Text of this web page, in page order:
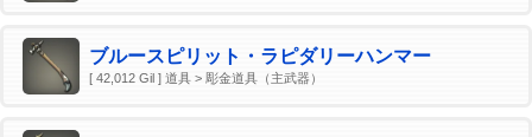
ブルースピリット・ラピダリーハンマー
[ 42,012 Gil ] 道具 > 彫金道具（主武器）